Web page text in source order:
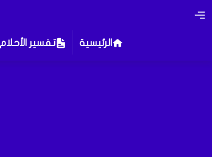
الرئيسية تفسير الأحلام